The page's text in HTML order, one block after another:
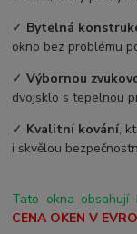
✓ Bytelná
okno bez problému
✓Výbornou
dvojsklo s tepelnou
✓ Kvalitní kování,
i skvělou
Tato okna obsahují
CENA OKEN V